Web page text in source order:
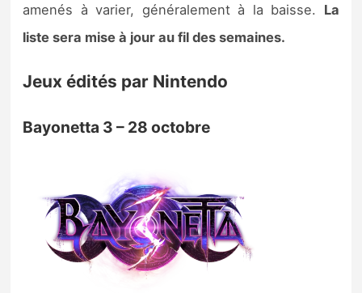
amenés à varier, généralement à la baisse. La
liste sera mise à jour au fil des semaines.
Jeux édités par Nintendo
Bayonetta 3 – 28 octobre